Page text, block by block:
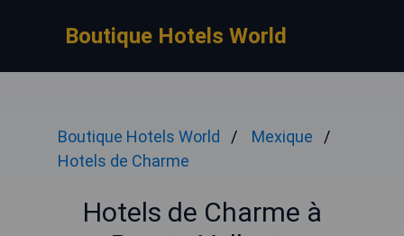
Boutique Hotels World
Boutique Hotels World
Mexique
Hotels de Charme
Hotels de Charme à